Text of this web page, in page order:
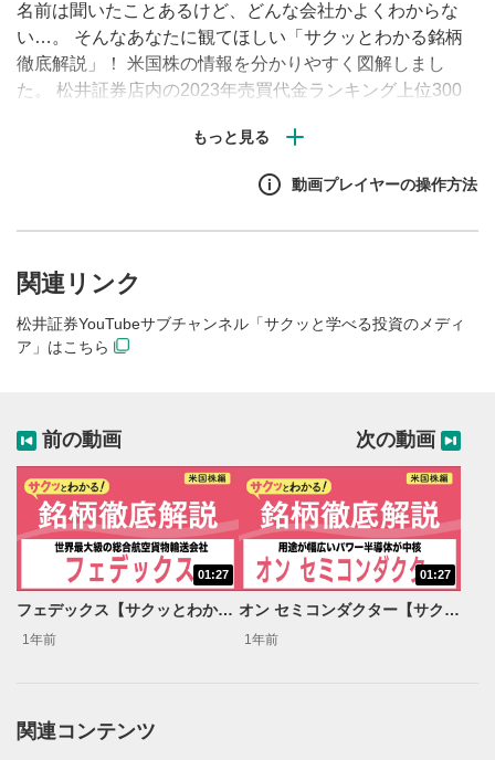
名前は聞いたことあるけど、どんな会社かよくわからな
い…。 そんなあなたに観てほしい「サクッとわかる銘柄
徹底解説」！ 米国株の情報を分かりやすく図解しまし
た。 松井証券店内の2023年売買代金ランキング上位300
動画プレイヤーの操作方法
1
動画再生エリア
動画再生エリアをクリックすると、動画を再生または
一時停止します。
YouTubeサイトに移動します。
関連リンク
松井証券YouTubeサブチャンネル「サクッと学べる投資のメディ
ア」はこちら
前の動画
01:27
フェデックス【サクッとわかる！銘柄徹底解説＜米国株編＞】
1年前
次の動画
01:27
オン セミコンダクター【サクッとわかる！銘柄徹底解説＜米国株編＞】
1年前
関連コンテンツ